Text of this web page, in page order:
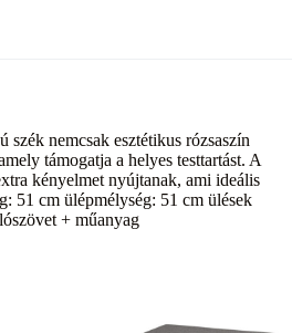
nemcsak esztétikus rózsaszín
támogatja a helyes testtartást. A
kényelmet nyújtanak, ami ideális
51 cm ülépmélység: 51 cm ülések
+ műanyag